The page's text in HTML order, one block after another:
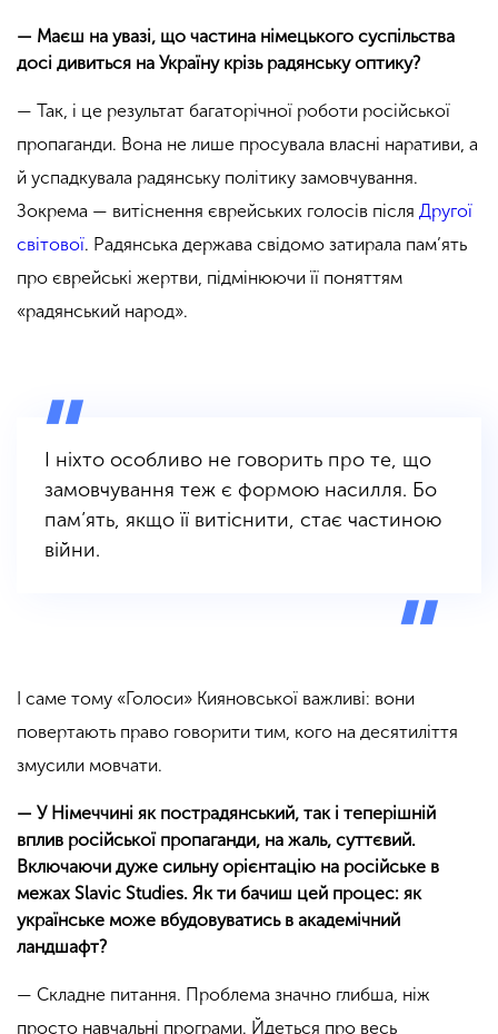
— Маєш на увазі, що частина німецького суспільства
досі дивиться на Україну крізь радянську оптику?
— Так, і це результат багаторічної роботи російської
пропаганди. Вона не лише просувала власні наративи, а
й успадкувала радянську політику замовчування.
Зокрема — витіснення єврейських голосів після Другої
світової. Радянська держава свідомо затирала пам’ять
про єврейські жертви, підмінюючи її поняттям
«радянський народ».
І ніхто особливо не говорить про те, що
замовчування теж є формою насилля. Бо
пам’ять, якщо її витіснити, стає частиною
війни.
І саме тому «Голоси» Кияновської важливі: вони
повертають право говорити тим, кого на десятиліття
змусили мовчати.
— У Німеччині як пострадянський, так і теперішній
вплив російської пропаганди, на жаль, суттєвий.
Включаючи дуже сильну орієнтацію на російське в
межах Slavic Studies. Як ти бачиш цей процес: як
українське може вбудовуватись в академічний
ландшафт?
— Складне питання. Проблема значно глибша, ніж
просто навчальні програми. Йдеться про весь